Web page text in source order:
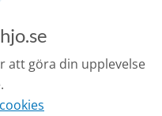
till jämställdhet
Exempelvis så finns
föräldradagar fördelas
att göra din upplevelse